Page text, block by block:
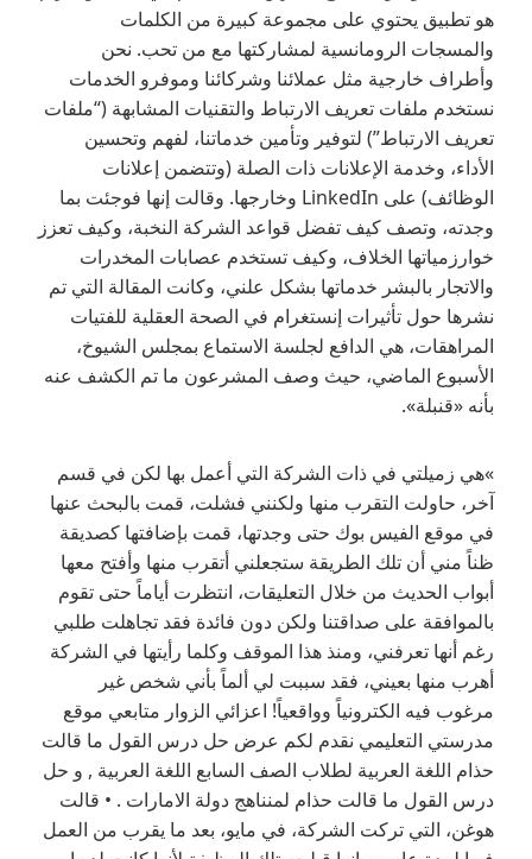
هو تطبيق يحتوي على مجموعة كبيرة من الكلمات
والمسجات الرومانسية لمشاركتها مع من تحب. نحن
وأطراف خارجية مثل عملائنا وشركائنا وموفرو الخدمات
نستخدم ملفات تعريف الارتباط والتقنيات المشابهة (“ملفات
تعريف الارتباط”) لتوفير وتأمين خدماتنا، لفهم وتحسين
الأداء، وخدمة الإعلانات ذات الصلة (وتتضمن إعلانات
الوظائف) على LinkedIn وخارجها. وقالت إنها فوجئت بما
وجدته، وتصف كيف تفضل قواعد الشركة النخبة، وكيف تعزز
خوارزمياتها الخلاف، وكيف تستخدم عصابات المخدرات
والاتجار بالبشر خدماتها بشكل علني، وكانت المقالة التي تم
نشرها حول تأثيرات إنستغرام في الصحة العقلية للفتيات
المراهقات، هي الدافع لجلسة الاستماع بمجلس الشيوخ،
الأسبوع الماضي، حيث وصف المشرعون ما تم الكشف عنه
بأنه «قنبلة».
»هي زميلتي في ذات الشركة التي أعمل بها لكن في قسم
آخر، حاولت التقرب منها ولكنني فشلت، قمت بالبحث عنها
في موقع الفيس بوك حتى وجدتها، قمت بإضافتها كصديقة
ظناً مني أن تلك الطريقة ستجعلني أتقرب منها وأفتح معها
أبواب الحديث من خلال التعليقات، انتظرت أياماً حتى تقوم
بالموافقة على صداقتنا ولكن دون فائدة فقد تجاهلت طلبي
رغم أنها تعرفني، ومنذ هذا الموقف وكلما رأيتها في الشركة
أهرب منها بعيني، فقد سببت لي ألماً بأني شخص غير
مرغوب فيه الكترونياً وواقعياً! اعزائي الزوار متابعي موقع
مدرستي التعليمي نقدم لكم عرض حل درس القول ما قالت
حذام اللغة العربية لطلاب الصف السابع اللغة العربية , و حل
درس القول ما قالت حذام لمنناهج دولة الامارات . • قالت
هوغن، التي تركت الشركة، في مايو، بعد ما يقرب من العمل